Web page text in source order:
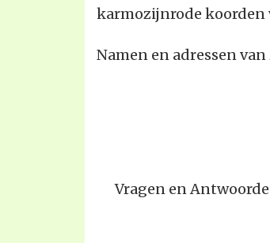
karmozijnrode koorden
Namen en adressen
Vragen en